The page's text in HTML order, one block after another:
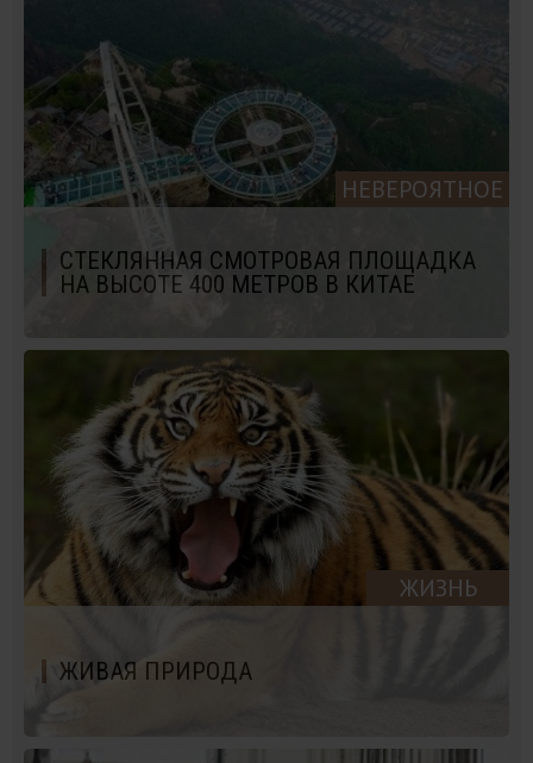
НЕВЕРОЯТНОЕ
СТЕКЛЯННАЯ СМОТРОВАЯ ПЛОЩАДКА
НА ВЫСОТЕ 400 МЕТРОВ В КИТАЕ
ЖИЗНЬ
ЖИВАЯ ПРИРОДА